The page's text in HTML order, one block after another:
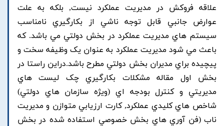
علاقه فروکش در مديريت عملکرد نيست, بلکه به علت
عوارض جانبي قابل توجه ناشي از بکارگيري نامناسب
سيستم هاي مديريت عملکرد در بخش دولتي مي باشد. که
باعث مي شود مديريت عملکرد به عنوان يک وظيفه سخت و
پيچيده براي مديران بخش دولتي مطرح باشد.دراين راستا در
بخش اول مقاله مشکلات بکارگيري چک ليست هاي
مديريتي و کنترل بودجه اي (ويژه سازمان هاي دولتي)
شاخص هاي کليدي عملکرد, کارت ارزيابي متوازن و مديريت
ناب (فن آوري هاي بخش خصوصي استفاده شده در بخش